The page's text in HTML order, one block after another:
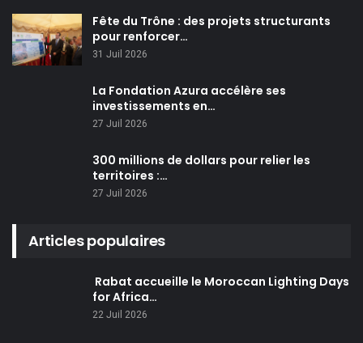
Fête du Trône : des projets structurants
pour renforcer…
31 Juil 2026
La Fondation Azura accélère ses
investissements en…
27 Juil 2026
300 millions de dollars pour relier les
territoires :…
27 Juil 2026
Articles populaires
Rabat accueille le Moroccan Lighting Days
for Africa…
22 Juil 2026